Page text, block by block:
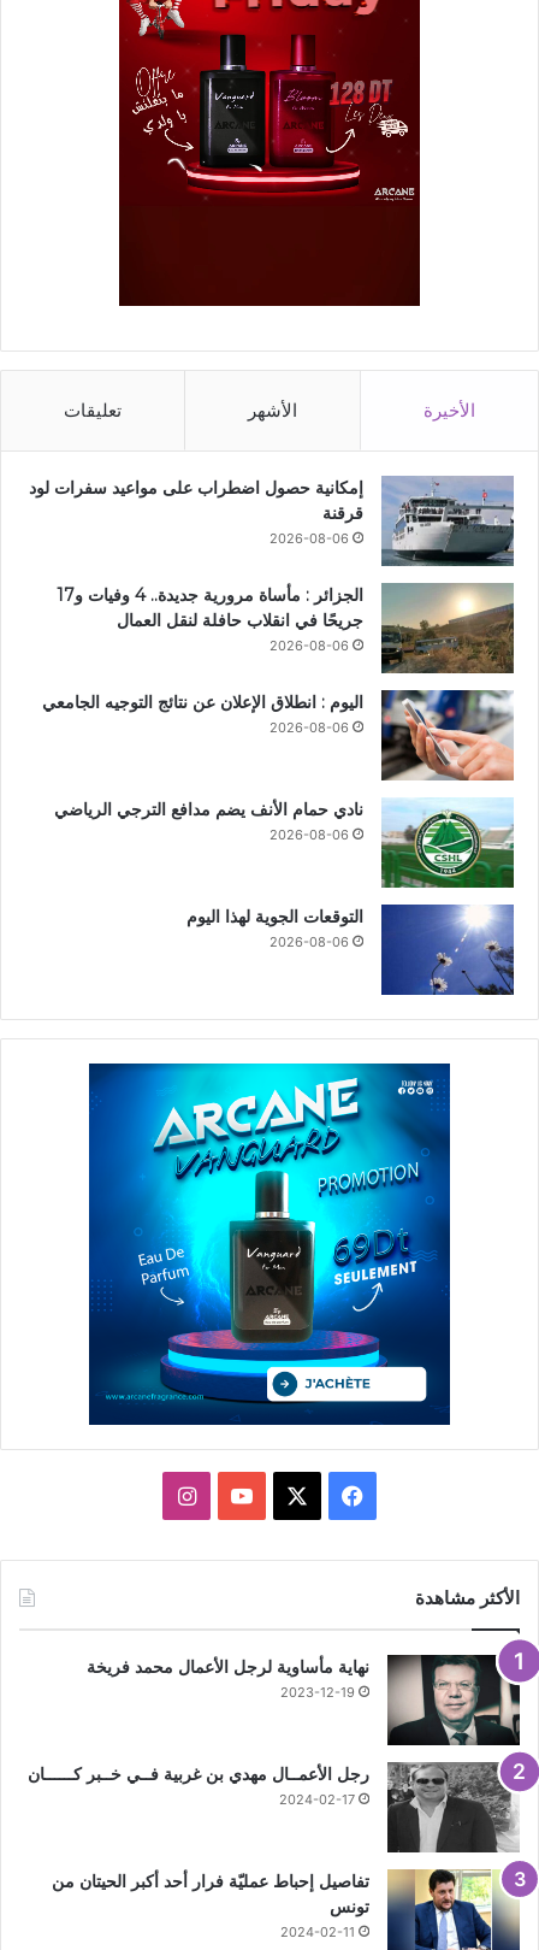
الأخيرة الأشهر تعليقات
إمكانية حصول اضطراب على مواعيد سفرات لود
قرقنة
2026-08-06
الجزائر : مأساة مرورية جديدة.. 4 وفيات و17
جريحًا في انقلاب حافلة لنقل العمال
2026-08-06
اليوم : انطلاق الإعلان عن نتائج التوجيه الجامعي
2026-08-06
نادي حمام الأنف يضم مدافع الترجي الرياضي
2026-08-06
التوقعات الجوية لهذا اليوم
2026-08-06
فيسبوك يوتيوبانستقرام
الأكثر مشاهدة
نهاية مأساوية لرجل الأعمال محمد فريخة
2023-12-19
رجل الأعمــال مهدي بن غربية فــي خــبر كــــــان
2024-02-17
تفاصيل إحباط عمليّة فرار أحد أكبر الحيتان من
تونس
2024-02-11